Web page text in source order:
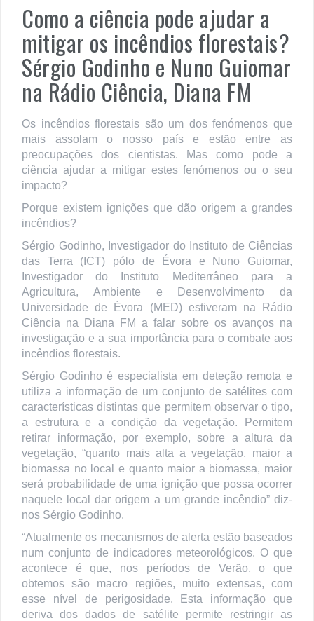
Como a ciência pode ajudar a
mitigar os incêndios florestais?
Sérgio Godinho e Nuno Guiomar
na Rádio Ciência, Diana FM
Os incêndios florestais são um dos fenómenos que
mais assolam o nosso país e estão entre as
preocupações dos cientistas. Mas como pode a
ciência ajudar a mitigar estes fenómenos ou o seu
impacto?
Porque existem ignições que dão origem a grandes
incêndios?
Sérgio Godinho, Investigador do Instituto de Ciências
das Terra (ICT) pólo de Évora e Nuno Guiomar,
Investigador do Instituto Mediterrâneo para a
Agricultura, Ambiente e Desenvolvimento da
Universidade de Évora (MED) estiveram na Rádio
Ciência na Diana FM a falar sobre os avanços na
investigação e a sua importância para o combate aos
incêndios florestais.
Sérgio Godinho é especialista em deteção remota e
utiliza a informação de um conjunto de satélites com
características distintas que permitem observar o tipo,
a estrutura e a condição da vegetação. Permitem
retirar informação, por exemplo, sobre a altura da
vegetação, “quanto mais alta a vegetação, maior a
biomassa no local e quanto maior a biomassa, maior
será probabilidade de uma ignição que possa ocorrer
naquele local dar origem a um grande incêndio” diz-
nos Sérgio Godinho.
“Atualmente os mecanismos de alerta estão baseados
num conjunto de indicadores meteorológicos. O que
acontece é que, nos períodos de Verão, o que
obtemos são macro regiões, muito extensas, com
esse nível de perigosidade. Esta informação que
deriva dos dados de satélite permite restringir as